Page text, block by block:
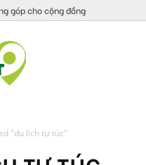
góp cho cộng đồng
"du lịch tự túc"